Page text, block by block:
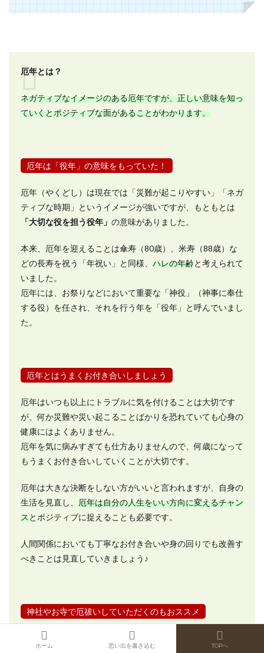
厄年とは？
ネガティブなイメージのある厄年ですが、正しい意味を知っ
ていくとポジティブな面があることがわかります。
厄年は「役年」の意味をもっていた！
厄年（やくどし）は現在では「災難が起こりやすい」「ネガ
ティブな時期」というイメージが強いですが、もともとは
「大切な役を担う役年」 の意味がありました。
本来、厄年を迎えることは傘寿（80歳）、米寿（88歳）な
どの長寿を祝う「年祝い」と同様、 ハレの年齢と考えられて
いました。
厄年には、お祭りなどにおいて重要な「神役」（神事に奉仕
する役）を任され、それを行う年を「役年」と呼んでいまし
た。
厄年とはうまくお付き合いしましょう
厄年はいつも以上にトラブルに気を付けることは大切です
が、何か災難や災い起こることばかりを恐れていても心身の
健康にはよくありません。
厄年を気に病みすぎても仕方ありませんので、何歳になって
もうまくお付き合いしていくことが大切です。
厄年は大きな決断をしない方がいいと言われますが、自身の
生活を見直し、 厄年は自分の人生をいい方向に変えるチャン
スとポジティブに捉えることも必要です。
人間関係においても丁寧なお付き合いや身の回りでも改善す
べきことは見直していきましょう♪
神社やお寺で厄祓いしていただくのもおススメ
厄年が気になる場合には、馴染みのある神社やお寺、または
ホーム 思い出を書き込む TOPへ